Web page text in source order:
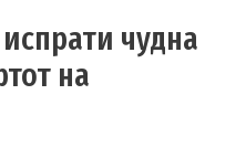
чудна
на